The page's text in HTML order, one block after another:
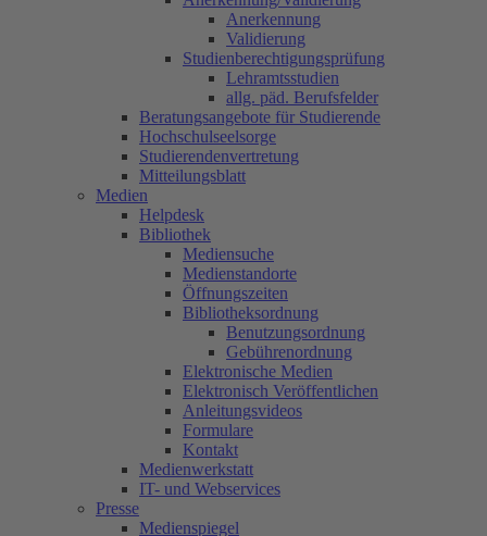
Anerkennung
Validierung
Studienberechtigungsprüfung
Lehramtsstudien
allg. päd. Berufsfelder
Beratungsangebote für Studierende
Hochschulseelsorge
Studierendenvertretung
Mitteilungsblatt
Medien
Helpdesk
Bibliothek
Mediensuche
Medienstandorte
Öffnungszeiten
Bibliotheksordnung
Benutzungsordnung
Gebührenordnung
Elektronische Medien
Elektronisch Veröffentlichen
Anleitungsvideos
Formulare
Kontakt
Medienwerkstatt
IT- und Webservices
Presse
Medienspiegel